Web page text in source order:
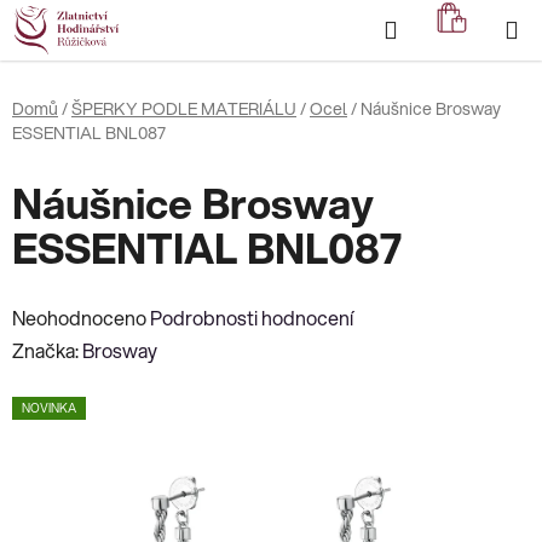
Přejít
na
obsah
Hledat
KOŠÍK
Domů /ŠPERKY PODLE MATERIÁLU /Ocel/ Náušnice Brosway
ESSENTIAL BNL087
Náušnice Brosway
ESSENTIAL BNL087
Průměrné
hodnocení
je
NeohodnocenoPodrobnosti hodnocení
Značka:Brosway
NOVINKA